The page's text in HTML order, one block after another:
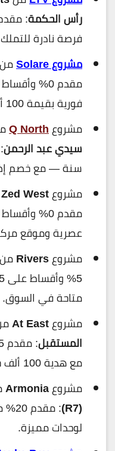
رأس الحكمة
فرصة نادرة
مشروع Solare
من
فورية بقيمة 100 ألف جنيه.
مشروعQ North
سيدي عبد الرحمن
سنة — مع خصم
مشروعZed West
عصرية وموقع
مشروعRivers
متاحة في السوق.
مشروعAt East
المستقبل
مع هدية 100 ألف جنيه.
مشروعArmonia
(R7)
لوحدات مميزة.